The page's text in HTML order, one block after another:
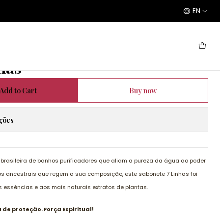
EN
Add to Cart Buy now
de banhos purificadores que aliam a pureza da água ao poder
ancestrais que regem a sua composição, este sabonete 7 Linhas foi
essências e aos mais naturais extratos de plantas.
proteção. Força Espiritual!